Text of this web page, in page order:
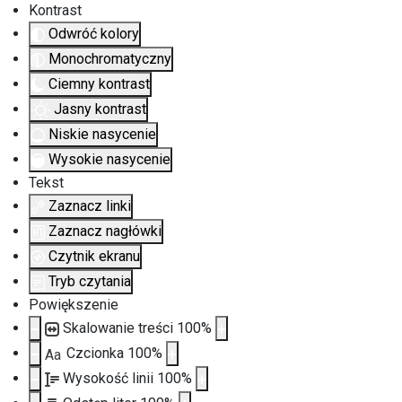
Kontrast
Odwróć kolory
Monochromatyczny
Ciemny kontrast
Jasny kontrast
Niskie nasycenie
Wysokie nasycenie
Tekst
Zaznacz linki
Zaznacz nagłówki
Czytnik ekranu
Tryb czytania
Powiększenie
Skalowanie treści 100%
Aa Czcionka 100%
Wysokość linii 100%